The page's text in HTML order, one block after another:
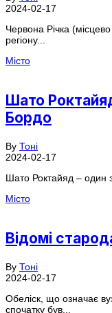
2024-02-17
Червона Річка
регіону...
Місто
Шато
Бордо
By Тоні
2024-02-17
Шато Роктайяд – один
Місто
Відомі
By Тоні
2024-02-17
Обеліск, що означає
спочатку був...